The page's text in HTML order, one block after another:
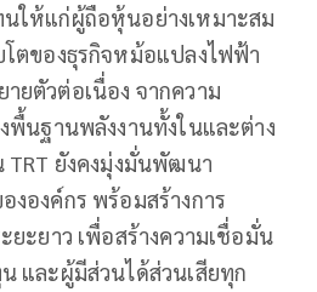
ให้แก่ผู้ถือหุ้นอย่างเหมาะสม
โตของธุรกิจหม้อแปลงไฟฟ้า
ยตัวต่อเนื่อง จากความ
พื้นฐานพลังงานทั้งในและต่าง
TRT ยังคงมุ่งมั่นพัฒนา
องค์กร พร้อมสร้างการ
ยะยาว เพื่อสร้างความเชื่อมั่น
และผู้มีส่วนได้ส่วนเสียทุก